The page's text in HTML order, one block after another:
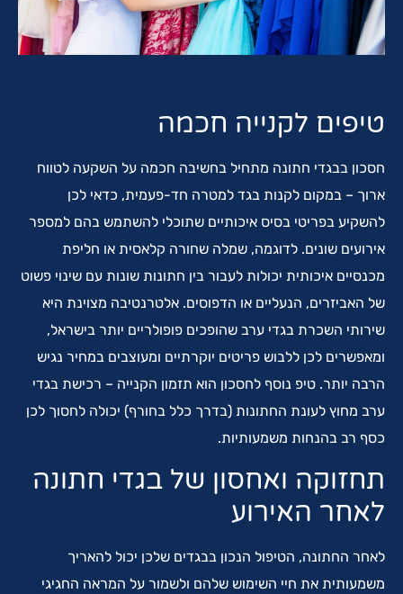
טיפים לקנייה חכמה
חסכון בבגדי חתונה מתחיל בחשיבה חכמה על השקעה לטווח
ארוך – במקום לקנות בגד למטרה חד-פעמית, כדאי לכן
להשקיע בפריטי בסיס איכותיים שתוכלי להשתמש בהם למספר
אירועים שונים. לדוגמה, שמלה שחורה קלאסית או חליפת
מכנסיים איכותית יכולות לעבור בין חתונות שונות עם שינוי פשוט
של האביזרים, הנעליים או הדפוסים. אלטרנטיבה מצוינת היא
שירותי השכרת בגדי ערב שהופכים פופולריים יותר בישראל,
ומאפשרים לכן ללבוש פריטים יוקרתיים ומעוצבים במחיר נגיש
הרבה יותר. טיפ נוסף לחסכון הוא תזמון הקנייה – רכישת בגדי
ערב מחוץ לעונת החתונות (בדרך כלל בחורף) יכולה לחסוך לכן
כסף רב בהנחות משמעותיות.
תחזוקה ואחסון של בגדי חתונה
לאחר האירוע
לאחר החתונה, הטיפול הנכון בבגדים שלכן יכול להאריך
משמעותית את חיי השימוש שלהם ולשמור על המראה החגיגי